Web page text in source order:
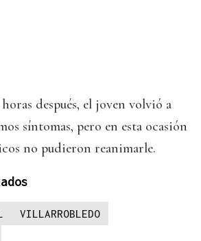
después, el joven volvió a
síntomas, pero en esta ocasión
no pudieron reanimarle.
VILLARROBLEDO